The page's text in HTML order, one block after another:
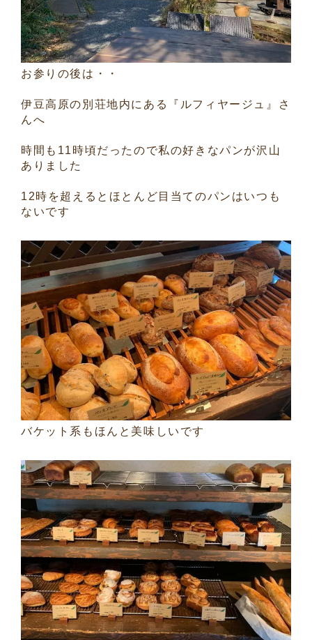
お参りの後は・・
伊豆高原の別荘地内にある『ルフィヤージュ』さ
んへ
時間も11時頃だったので私の好きなパンが沢山
ありました
12時を超えるとほとんど目当てのパンはいつも
ないです
バケット系もほんと美味しいです